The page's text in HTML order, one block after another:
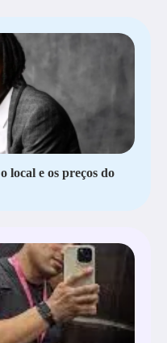
local e os preços do